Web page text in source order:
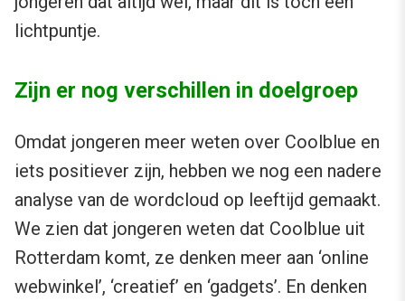
lichtpuntje.
Zijn er nog verschillen in doelgroep
Omdat jongeren meer weten over Coolblue en
iets positiever zijn, hebben we nog een nadere
analyse van de wordcloud op leeftijd gemaakt.
We zien dat jongeren weten dat Coolblue uit
Rotterdam komt, ze denken meer aan ‘online
webwinkel’, ‘creatief’ en ‘gadgets’. En denken